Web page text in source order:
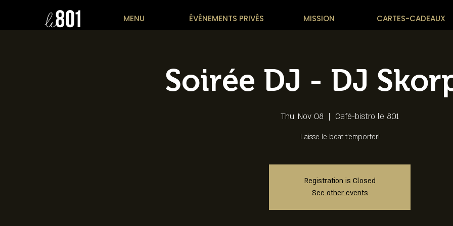
MENU ÉVÉNEMENTS PRIVÉS MISSION CARTES-CADEAUX
Soirée DJ - DJ
Thu, Nov 08
  |
Café-bistro le 801
Laisse le beat t'emporter!
Registration is Closed
See other events